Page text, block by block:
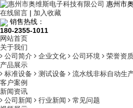
惠州市
在线留言 | 加入收藏
销售热线：
180-2355-1011
网站首页
关于我们
公司简介
企业文化 公司环境
荣誉资
产品展示
标准设备
测试设备 流水线非标自动生
客户案例
新闻资讯
公司新闻
行业新闻
常见问题